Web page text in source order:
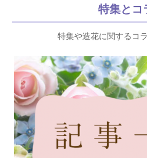
特集とコ
特集や造花に関するコ